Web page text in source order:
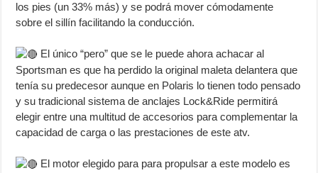
los pies (un 33% más) y se podrá mover cómodamente
sobre el sillín facilitando la conducción.
El único “pero” que se le puede ahora achacar al
Sportsman es que ha perdido la original maleta delantera que
tenía su predecesor aunque en Polaris lo tienen todo pensado
y su tradicional sistema de anclajes Lock&Ride permitirá
elegir entre una multitud de accesorios para complementar la
capacidad de carga o las prestaciones de este atv.
El motor elegido para para propulsar a este modelo es